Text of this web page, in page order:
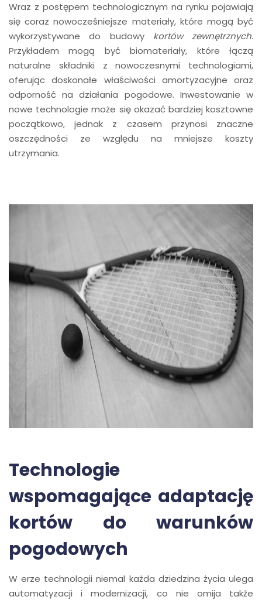
Wraz z postępem technologicznym na rynku pojawiają
się coraz nowocześniejsze materiały, które mogą być
wykorzystywane do budowy kortów zewnętrznych.
Przykładem mogą być biomateriały, które łączą
naturalne składniki z nowoczesnymi technologiami,
oferując doskonałe właściwości amortyzacyjne oraz
odporność na działania pogodowe. Inwestowanie w
nowe technologie może się okazać bardziej kosztowne
początkowo, jednak z czasem przynosi znaczne
oszczędności ze względu na mniejsze koszty
utrzymania.
Technologie
wspomagające adaptację
kortów do warunków
pogodowych
W erze technologii niemal każda dziedzina życia ulega
automatyzacji i modernizacji, co nie omija także